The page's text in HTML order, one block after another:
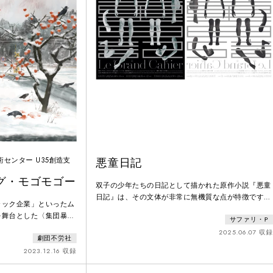
センター U35創造⽀
・モゴモゴー
ク企業」といったム
台とした〈集団暴力
と共生する一族と、
シリーズにも通底して
景化し、それらを繋
劇団不労社
2023.12.16 収録
悪童日記
双子の少年たちの日記として描かれた原作小説『悪童
日記』は、その文体が非常に無機質な点が特徴です。
体を立体的に立ち上げることで、双子の目がとらえた
戦時下の片田舎の風景を描くことに挑戦しました。5
文体の奥にしまい込まれた双子の感情を炙り出しま
サファリ・P
2025.06.07 収録